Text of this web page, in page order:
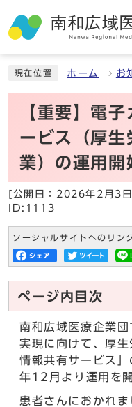
現在位置 ホーム お
【重要】電
ービス（厚生
業）の運用開
[公開日：2026年2月3日]
ID:1113
ソーシャルサイトへのリン
ページ内目次
南和広域医療企業
実現に向けて、厚
情報共有サービス
年12月より運用を
患者さんにおかれ